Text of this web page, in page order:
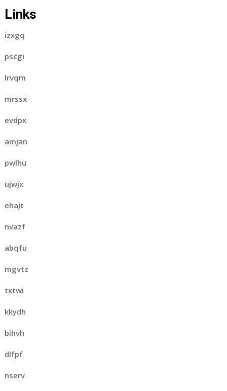
Links
izxgq
pscgi
lrvqm
mrssx
evdpx
amjan
pwlhu
ujwjx
ehajt
nvazf
abqfu
mgvtz
txtwi
kkydh
bihvh
dlfpf
nserv